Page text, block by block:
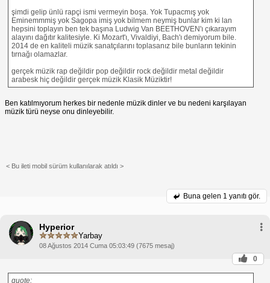
şimdi gelip ünlü rapçi ismi vermeyin boşa. Yok Tupacmış yok
Eminemmmiş yok Sagopa imiş yok bilmem neymiş bunlar kim ki lan
hepsini toplayın ben tek başına Ludwig Van BEETHOVEN'ı çıkarayım
alayını dağıtır kalitesiyle. Ki Mozart'ı, Vivaldiyi, Bach'ı demiyorum bile.
2014 de en kaliteli müzik sanatçılarını toplasanız bile bunların tekinin
tırnağı olamazlar.
gerçek müzik rap değildir pop değildir rock değildir metal değildir
arabesk hiç değildir gerçek müzik Klasik Müziktir!
Ben katılmıyorum herkes bir nedenle müzik dinler ve bu nedeni karşılayan
müzik türü neyse onu dinleyebilir.
< Bu ileti mobil sürüm kullanılarak atıldı >
Buna gelen 1 yanıtı gör.
Hyperior
Yarbay
08 Ağustos 2014 Cuma 05:03:49 (7675 mesaj)
0
quote: